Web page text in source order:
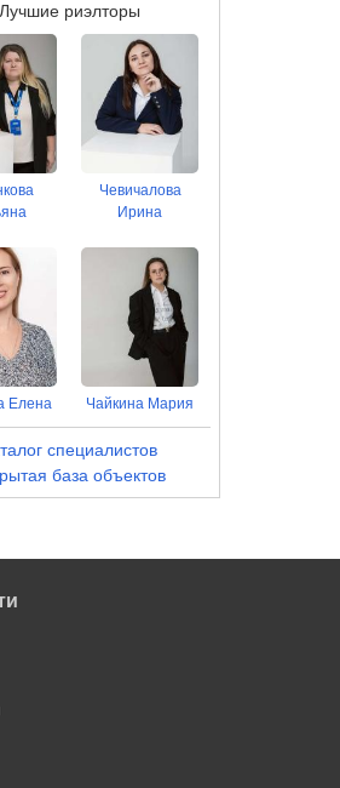
Лучшие риэлторы
Чевичалова
Ирина
Елена Чайкина Мария
специалистов
база объектов